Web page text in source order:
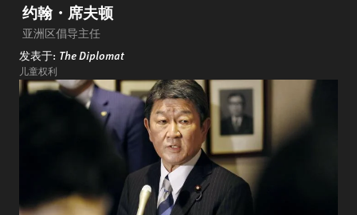
约翰・席夫顿
亚洲区倡导主任
发表于: The Diplomat
儿童权利